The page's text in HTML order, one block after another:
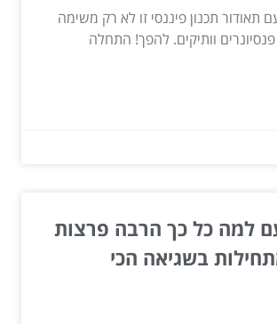
תאודור תכנון פיננסי זו לא רק משימה
וותיקים. להפך! התחלה
למה כל כך הרבה פרצות
בשגיאה הכי